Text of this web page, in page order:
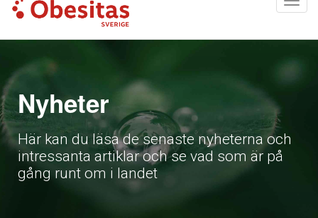
Nyheter
Här kan du läsa de senaste nyheterna och
intressanta artiklar och se vad som är på
gång runt om i landet